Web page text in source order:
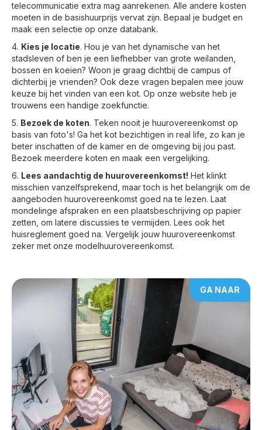
telecommunicatie extra mag aanrekenen. Alle andere kosten
moeten in de basishuurprijs vervat zijn. Bepaal je budget en
maak een selectie op onze databank.
4. Kies je locatie. Hou je van het dynamische van het
stadsleven of ben je een liefhebber van grote weilanden,
bossen en koeien? Woon je graag dichtbij de campus of
dichterbij je vrienden? Ook deze vragen bepalen mee jouw
keuze bij het vinden van een kot. Op onze website heb je
trouwens een handige zoekfunctie.
5. Bezoek de koten. Teken nooit je huurovereenkomst op
basis van foto's! Ga het kot bezichtigen in real life, zo kan je
beter inschatten of de kamer en de omgeving bij jou past.
Bezoek meerdere koten en maak een vergelijking.
6. Lees aandachtig de huurovereenkomst! Het klinkt
misschien vanzelfsprekend, maar toch is het belangrijk om de
aangeboden huurovereenkomst goed na te lezen. Laat
mondelinge afspraken en een plaatsbeschrijving op papier
zetten, om latere discussies te vermijden. Lees ook het
huisreglement goed na. Vergelijk jouw huurovereenkomst
zeker met onze modelhuurovereenkomst.
GA NAAR